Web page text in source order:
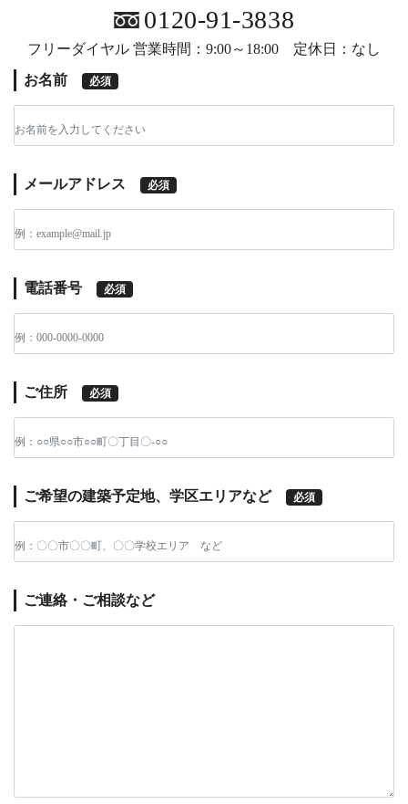
0120-91-3838
フリーダイヤル 営業時間：9:00～18:00 定休日：なし
お名前
必須
メールアドレス 必須
電話番号 必須
ご住所 必須
ご希望の建築予定地、学区エリアなど 必須
ご連絡・ご相談など